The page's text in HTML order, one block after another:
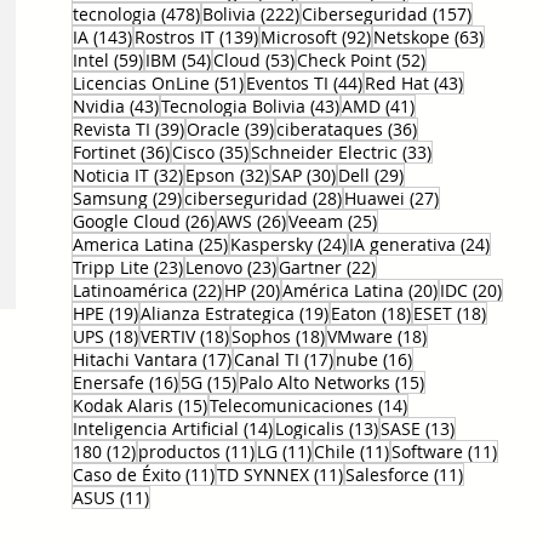
tecnologia (478)478 entradas
Bolivia (222)222 entradas
Ciberseguridad (157)157
IA (143)143 entradas
Rostros IT (139)139 entradas
Microsoft (92)92 entradas
Netskope (63)63
Intel (59)59 entradas
IBM (54)54 entradas
Cloud (53)53 entradas
Check Point (52)52 entradas
Licencias OnLine (51)51 entradas
Eventos TI (44)44 entradas
Red Hat (43)43
Nvidia (43)43 entradas
Tecnologia Bolivia (43)43 entradas
AMD (41)41 entradas
Revista TI (39)39 entradas
Oracle (39)39 entradas
ciberataques (36)36 entradas
Fortinet (36)36 entradas
Cisco (35)35 entradas
Schneider Electric (33)33 entradas
Noticia IT (32)32 entradas
Epson (32)32 entradas
SAP (30)30 entradas
Dell (29)29 entradas
Samsung (29)29 entradas
ciberseguridad (28)28 entradas
Huawei (27)27 entradas
Google Cloud (26)26 entradas
AWS (26)26 entradas
Veeam (25)25 entradas
America Latina (25)25 entradas
Kaspersky (24)24 entradas
IA generativa (24)24
Tripp Lite (23)23 entradas
Lenovo (23)23 entradas
Gartner (22)22 entradas
Latinoamérica (22)22 entradas
HP (20)20 entradas
América Latina (20)20 entradas
IDC (20)20
HPE (19)19 entradas
Alianza Estrategica (19)19 entradas
Eaton (18)18 entradas
ESET (18)18
UPS (18)18 entradas
VERTIV (18)18 entradas
Sophos (18)18 entradas
VMware (18)18 entradas
Hitachi Vantara (17)17 entradas
Canal TI (17)17 entradas
nube (16)16 entradas
Enersafe (16)16 entradas
5G (15)15 entradas
Palo Alto Networks (15)15 entradas
Kodak Alaris (15)15 entradas
Telecomunicaciones (14)14 entradas
Inteligencia Artificial (14)14 entradas
Logicalis (13)13 entradas
SASE (13)13
180 (12)12 entradas
productos (11)11 entradas
LG (11)11 entradas
Chile (11)11 entradas
Software (11)11
Caso de Éxito (11)11 entradas
TD SYNNEX (11)11 entradas
Salesforce (11)11
ASUS (11)11 entradas